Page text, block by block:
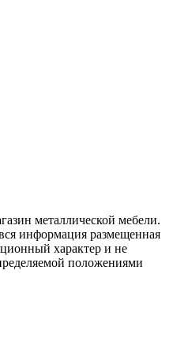
металлической мебели.
информация размещенная
характер и не
положениями